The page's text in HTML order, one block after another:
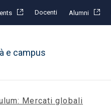
Docenti Alumni
e campus
Mercati globali